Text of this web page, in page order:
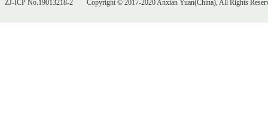
ZJ-ICP No.19013218-2 Copyright © 2017-2020 Anxian Yuan(China), All Rights